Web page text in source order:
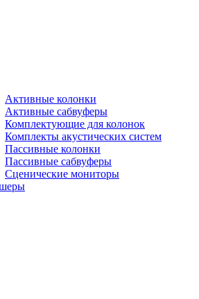
Активные колонки
Активные сабвуферы
Комплектующие для колонок
Комплекты акустических систем
Пассивные колонки
Пассивные сабвуферы
Сценические мониторы